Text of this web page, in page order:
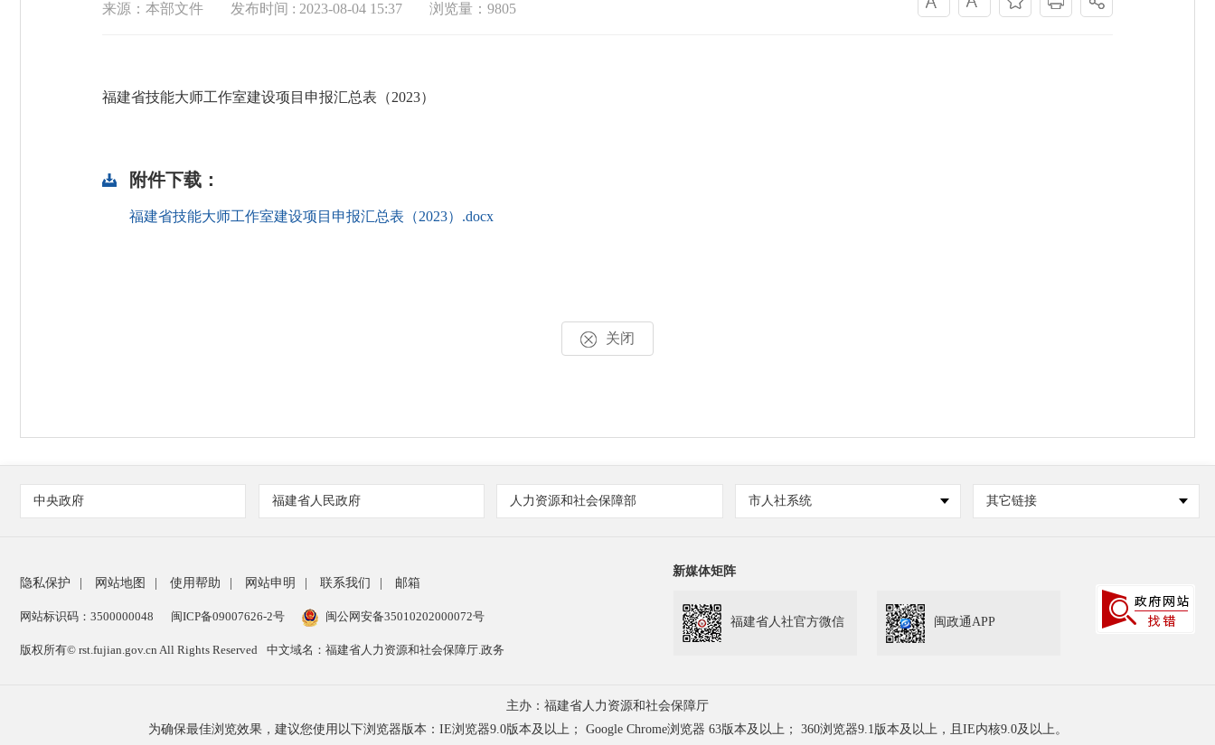
来源：本部文件 发布时间 : 2023-08-04 15:37 浏览量：9805
福建省技能大师工作室建设项目申报汇总表（2023）
附件下载：
福建省技能大师工作室建设项目申报汇总表（2023）.docx
关闭
中央政府 福建省人民政府 人力资源和社会保障部 市人社系统 其它链接
隐私保护 网站地图 使用帮助 网站申明 联系我们 邮箱
网站标识码：3500000048 闽ICP备09007626-2号 闽公网安备35010202000072号
版权所有© rst.fujian.gov.cn All Rights Reserved 中文域名：福建省人力资源和社会保障厅.政务
新媒体矩阵
福建省人社官方微信 闽政通APP
主办：福建省人力资源和社会保障厅
为确保最佳浏览效果，建议您使用以下浏览器版本：IE浏览器9.0版本及以上； Google Chrome浏览器 63版本及以上； 360浏览器9.1版本及以上，且IE内核9.0及以上。